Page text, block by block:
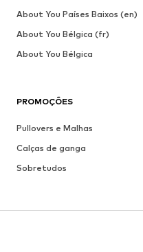
PROMOÇÕES
Pullovers e Malhas
Calças de ganga
Sobretudos
About You Países Baixos (en)
About You Bélgica (fr)
About You Bélgica